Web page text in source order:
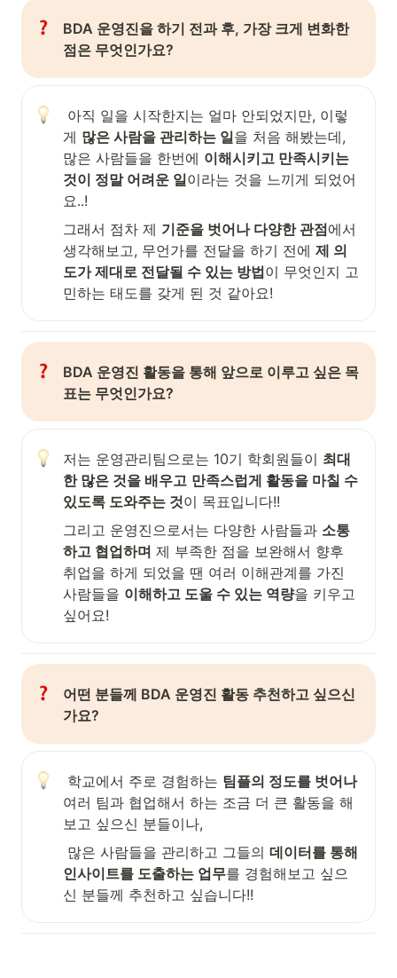
BDA 운영진을 하기 전과 후, 가장 크게 변화한
점은 무엇인가요?
게 많은 사람을 관리하는 일을 처음 해봤는데,
많은 사람들을 한번에 이해시키고 만족시키는
것이 정말 어려운 일이라는 것을 느끼게 되었어
요..!
그래서 점차 제 기준을 벗어나 다양한 관점에서
생각해보고, 무언가를 전달을 하기 전에 제 의
도가 제대로 전달될 수 있는 방법이 무엇인지 고
민하는 태도를 갖게 된 것 같아요!
BDA 운영진 활동을 통해 앞으로 이루고 싶은 목
표는 무엇인가요?
저는 운영관리팀으로는 10기 학회원들이 최대
한 많은 것을 배우고 만족스럽게 활동을 마칠 수
있도록 도와주는 것이 목표입니다!!
그리고 운영진으로서는 다양한 사람들과 소통
하고 협업하며 제 부족한 점을 보완해서 향후
취업을 하게 되었을 땐 여러 이해관계를 가진
사람들을 이해하고 도울 수 있는 역량을 키우고
싶어요!
어떤 분들께 BDA 운영진 활동 추천하고 싶으신
가요?
학교에서 주로 경험하는 팀플의 정도를 벗어나
여러 팀과 협업해서 하는 조금 더 큰 활동을 해
보고 싶으신 분들이나,
많은 사람들을 관리하고 그들의 데이터를 통해
인사이트를 도출하는 업무를 경험해보고 싶으
신 분들께 추천하고 싶습니다!!